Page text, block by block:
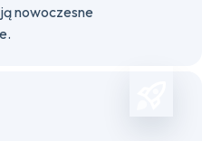
nowoczesne